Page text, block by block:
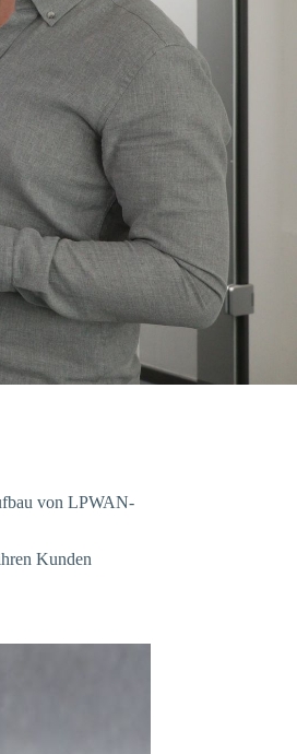
von LPWAN-
Kunden